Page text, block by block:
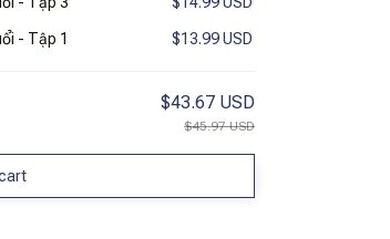
- Tập 1 $13.99 USD
$43.67 USD
$45.97 USD